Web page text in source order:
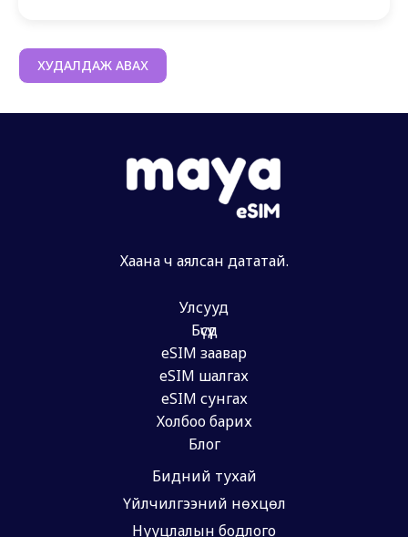
ХУДАЛДАЖ АВАХ
Хаана ч аялсан дататай.
Улсууд
Бүсүүд
eSIM заавар
eSIM шалгах
eSIM сунгах
Холбоо барих
Блог
Бидний тухай
Үйлчилгээний нөхцөл
Нууцлалын бодлого